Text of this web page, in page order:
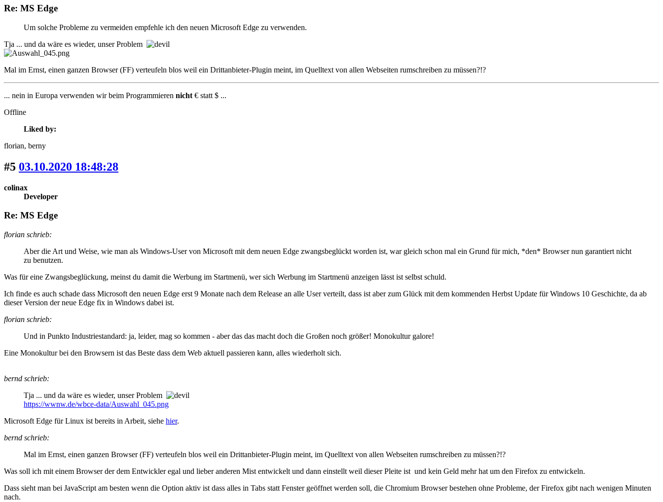
Re: MS Edge
Um solche Probleme zu vermeiden empfehle ich den neuen Microsoft Edge zu verwenden.
Tja ... und da wäre es wieder, unser Problem
Mal im Ernst, einen ganzen Browser (FF) verteufeln blos weil ein Drittanbieter-Plugin meint, im Quelltext von allen Webseiten rumschreiben zu müssen?!?
... nein in Europa verwenden wir beim Programmieren nicht € statt $ ...
Offline
Liked by:
florian, berny
#5 03.10.2020 18:48:28
colinax
Developer
Re: MS Edge
florian schrieb:
Aber die Art und Weise, wie man als Windows-User von Microsoft mit dem neuen Edge zwangsbeglückt worden ist, war gleich schon mal ein Grund für mich, *den* Browser nun garantiert nicht
zu benutzen.
Was für eine Zwangsbeglückung, meinst du damit die Werbung im Startmenü, wer sich Werbung im Startmenü anzeigen lässt ist selbst schuld.
Ich finde es auch schade dass Microsoft den neuen Edge erst 9 Monate nach dem Release an alle User verteilt, dass ist aber zum Glück mit dem kommenden Herbst Update für Windows 10 Geschichte, da ab
dieser Version der neue Edge fix in Windows dabei ist.
florian schrieb:
Und in Punkto Industriestandard: ja, leider, mag so kommen - aber das das macht doch die Großen noch größer! Monokultur galore!
Eine Monokultur bei den Browsern ist das Beste dass dem Web aktuell passieren kann, alles wiederholt sich.
bernd schrieb:
Tja ... und da wäre es wieder, unser Problem
https://wwnw.de/wbce-data/Auswahl_045.png
Microsoft Edge für Linux ist bereits in Arbeit, siehe hier.
bernd schrieb:
Mal im Ernst, einen ganzen Browser (FF) verteufeln blos weil ein Drittanbieter-Plugin meint, im Quelltext von allen Webseiten rumschreiben zu müssen?!?
Was soll ich mit einem Browser der dem Entwickler egal und lieber anderen Mist entwickelt und dann einstellt weil dieser Pleite ist und kein Geld mehr hat um den Firefox zu entwickeln.
Dass sieht man bei JavaScript am besten wenn die Option aktiv ist dass alles in Tabs statt Fenster geöffnet werden soll, die Chromium Browser bestehen ohne Probleme, der Firefox gibt nach wenigen Minuten
nach.